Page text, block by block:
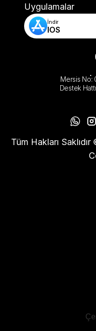
-Otomatik Sipariş
Uygulamalar
İndir
IOS
Mersis No:
Destek
Tüm Hakları